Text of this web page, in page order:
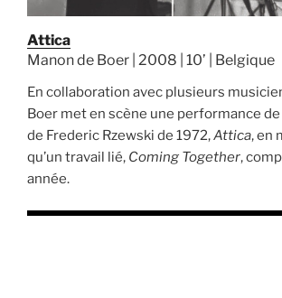
Attica
Manon de Boer | 2008 | 10’ | Belgique
En collaboration avec plusieurs
Boer met en scène une performance
de Frederic Rzewski de 1972,Attica, en
qu’un travail lié, Coming Together,
année.